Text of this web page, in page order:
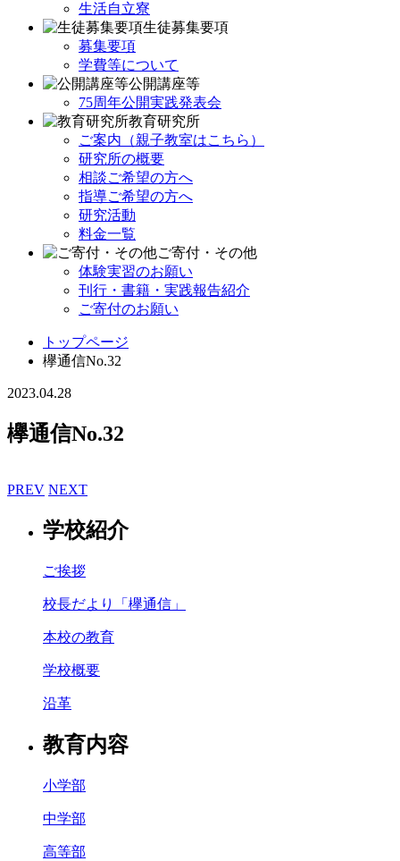
生活自立寮
生徒募集要項
募集要項
学費等について
公開講座等
75周年公開実践発表会
教育研究所
ご案内（親子教室はこちら）
研究所の概要
相談ご希望の方へ
指導ご希望の方へ
研究活動
料金一覧
ご寄付・その他
体験実習のお願い
刊行・書籍・実践報告紹介
ご寄付のお願い
トップページ
欅通信No.32
2023.04.28
欅通信No.32
PREV NEXT
学校紹介
ご挨拶
校長だより「欅通信」
本校の教育
学校概要
沿革
教育内容
小学部
中学部
高等部